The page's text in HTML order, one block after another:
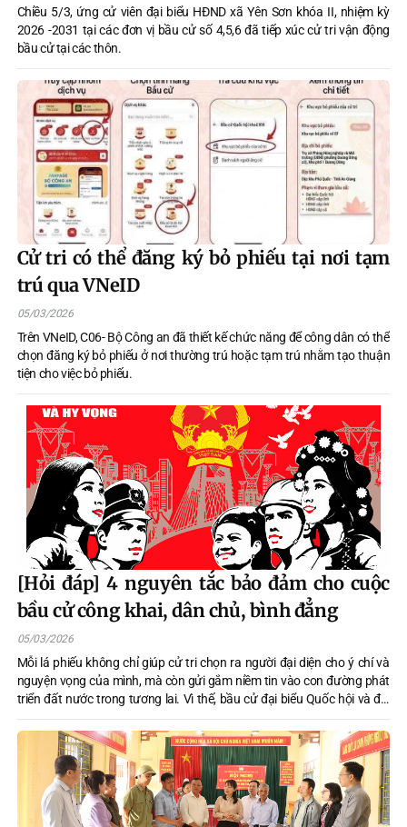
Chiều 5/3, ứng cử viên đại biểu HĐND xã Yên Sơn khóa II, nhiệm kỳ
2026 -2031 tại các đơn vị bầu cử số 4,5,6 đã tiếp xúc cử tri vận động
bầu cử tại các thôn.
Cử tri có thể đăng ký bỏ phiếu tại nơi tạm
trú qua VNeID
05/03/2026
Trên VNeID, C06- Bộ Công an đã thiết kế chức năng để công dân có thể
chọn đăng ký bỏ phiếu ở nơi thường trú hoặc tạm trú nhằm tạo thuận
tiện cho việc bỏ phiếu.
[Hỏi đáp] 4 nguyên tắc bảo đảm cho cuộc
bầu cử công khai, dân chủ, bình đẳng
05/03/2026
Mỗi lá phiếu không chỉ giúp cử tri chọn ra người đại diện cho ý chí và
nguyện vọng của mình, mà còn gửi gắm niềm tin vào con đường phát
triển đất nước trong tương lai. Vì thế, bầu cử đại biểu Quốc hội và đại
biểu Hội đồng nhân dân luôn được dựa trên những nguyên tắc nghiêm
ngặt, bảo đảm mọi quyết định của cử tri đều được tôn trọng và ghi
nhận một cách công bằng, dân chủ, minh bạch.